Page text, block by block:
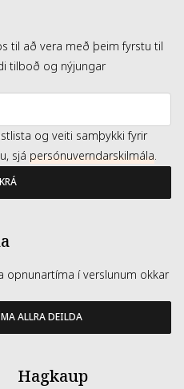
til að vera með þeim fyrstu til
tilboð og nýjungar
og veiti samþykki fyrir
sjá persónuverndarskilmála.
í verslunum okkar
ALLRA DEILDA
Hagkaup